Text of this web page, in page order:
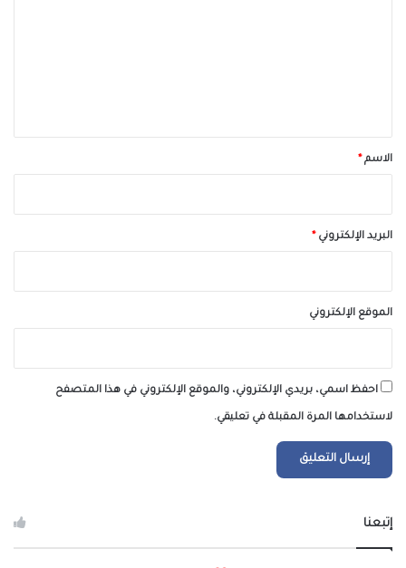
*الاسم*
البريد الإلكتروني*
الموقع الإلكتروني
احفظ اسمي، بريدي الإلكتروني، والموقع الإلكتروني في هذا المتصفح
لاستخدامها المرة المقبلة في تعليقي.
إتبعنا